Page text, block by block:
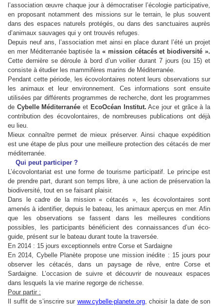
l’association œuvre chaque jour à démocratiser l’écologie participative,
en proposant notamment des missions sur le terrain, le plus souvent
dans des espaces naturels protégés, ou dans des sanctuaires auprès
d’animaux sauvages qui y ont trouvés refuges.
Depuis neuf ans, l’association met ainsi en place durant l’été un projet
en mer Méditerranée baptisée la « mission cétacés et biodiversité ».
Cette dernière se déroule à bord d’un voilier durant 7 jours (ou 15) et
consiste à étudier les mammifères marins de Méditerranée.
Pendant cette période, les écovolontaires notent leurs observations sur
les animaux et leur environnement. Ces informations sont ensuite
utilisées par différents programmes de recherche, dont les programmes
de Cybelle Méditerranée et EcoOcéan Institut. Ace jour et grâce à la
contribution des écovolontaires, de nombreuses publications ont déjà
eu lieu.
Mieux connaître permet de mieux préserver. Ainsi chaque expédition
est une étape de plus pour une meilleure protection des cétacés de mer
méditerranée.
Qui peut participer ?
L’écovolontariat est une forme de tourisme participatif. Le principe est
de prendre part, durant son temps libre, à une action de préservation la
biodiversité, tout en se faisant plaisir.
Dans le cadre de la mission « cétacés », les écovolontaires sont
amenés à identifier, depuis le bateau, les animaux aperçus en mer. Afin
que les observations se fassent dans les meilleures conditions
possibles, les participants bénéficient des connaissances d’un éco-
guide, présent sur le bateau durant toute la traversée.
En 2014 : 15 jours exceptionnels entre Corse et Sardaigne
En 2014, Cybelle Planète propose une mission inédite : 15 jours pour
observer les cétacés, dans un paysage de rêve, entre Corse et
Sardaigne. L’occasion de suivre et découvrir de nouveaux espaces
dans lesquels la vie marine regorge de richesse.
Pour partir :
Il suffit de s’inscrire sur www.cybelle-planete.org, choisir la date de son